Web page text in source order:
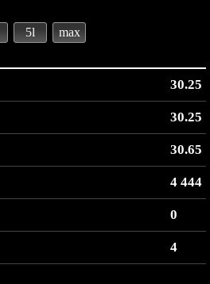
5l max
30.25
30.25
30.65
4 444
0
4